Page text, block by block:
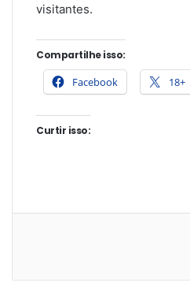
visitantes.
Compartilhe isso:
Facebook 18+
Curtir isso: